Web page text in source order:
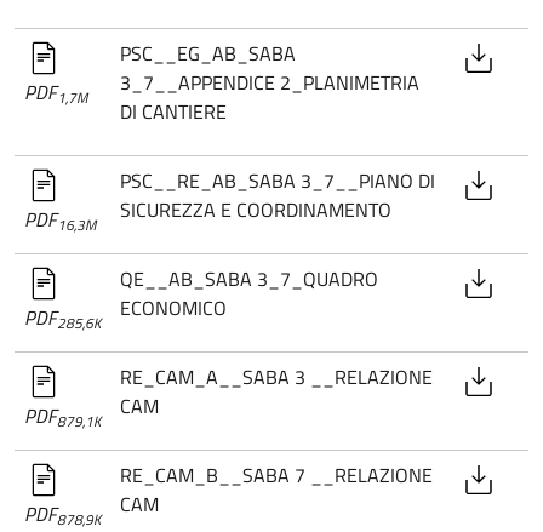
PDF1,7M
PSC__EG_AB_SABA
3_7__APPENDICE 2_PLANIMETRIA
DI CANTIERE
PDF16,3M
PSC__RE_AB_SABA 3_7__PIANO DI
SICUREZZA E COORDINAMENTO
PDF285,6K
QE__AB_SABA 3_7_QUADRO
ECONOMICO
PDF879,1K
RE_CAM_A__SABA 3 __RELAZIONE
CAM
PDF878,9K
RE_CAM_B__SABA 7 __RELAZIONE
CAM